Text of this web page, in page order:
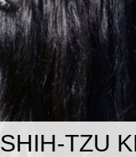
SHIH-TZU